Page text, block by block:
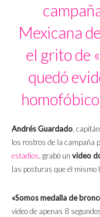
Mexicana
el grito de
quedó
Andrés Guardado,
los rostros de la campaña
estadios, grabó un video
las posturas que él mismo
«Somos medalla de
video de apenas 8